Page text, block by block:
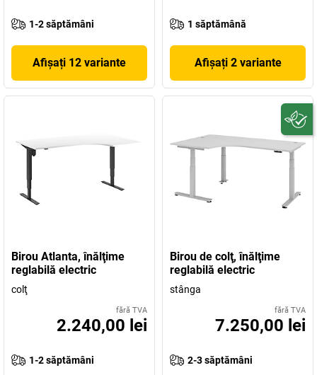
1-2 săptămâni
Afișați 12 variante
1 săptămână
Afișați 2 variante
Birou Atlanta, înălţime
reglabilă electric
colţ
fără TVA
2.240,00 lei
1-2 săptămâni
Birou de colţ, înălţime
reglabilă electric
stânga
fără TVA
7.250,00 lei
2-3 săptămâni